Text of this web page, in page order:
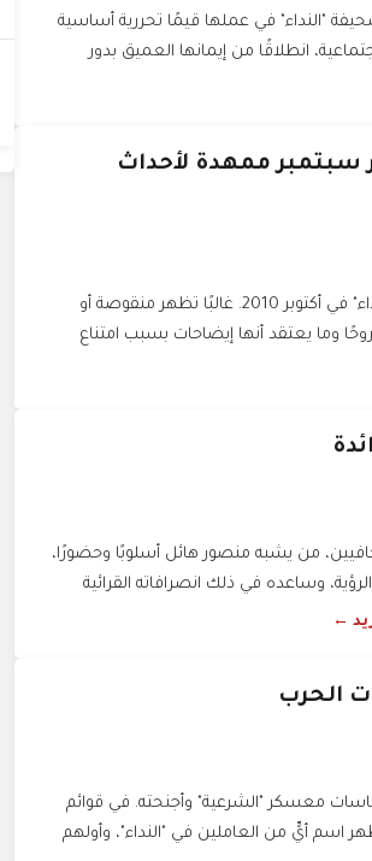
سنة، استلهمت صحيفة "النداء" في عملها قيمًا تحررية أساسية
انطلاقًا من إيمانها العميق بدور
سبتمبر ممهدة لأحداث
ما أكثر ما صادفتني هذه الوثيقة التي نشرتها "النداء" في أكتوبر 2010. غالبًا تظهر منقوصة أو
وما يعتقد أنها إيضاحات بسبب امتناع
من يشبه منصور هائل أسلوبًا وحضورًا،
وساعده في ذلك انصرافاته القرائية
←
الحرب
معسكر "الشرعية" وأجنحته. في قوائم
اسم أيٍّ من العاملين في "النداء"، وأولهم